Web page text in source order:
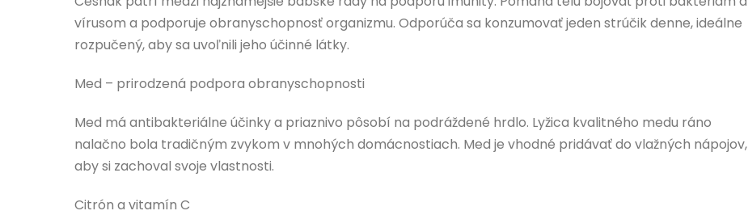
vírusom a podporuje obranyschopnosť organizmu. Odporúča sa konzumovať jeden strúčik denne, ideálne
rozpučený, aby sa uvoľnili jeho účinné látky.
Med – prirodzená podpora obranyschopnosti
Med má antibakteriálne účinky a priaznivo pôsobí na podráždené hrdlo. Lyžica kvalitného medu ráno
nalačno bola tradičným zvykom v mnohých domácnostiach. Med je vhodné pridávať do vlažných nápojov,
aby si zachoval svoje vlastnosti.
Citrón a vitamín C